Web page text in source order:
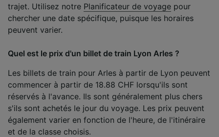
trajet. Utilisez notre Planificateur de voyage pour
chercher une date spécifique, puisque les horaires
peuvent varier.
Quel est le prix d'un billet de train Lyon Arles ?
Les billets de train pour Arles à partir de Lyon peuvent
commencer à partir de 18.88 CHF lorsqu'ils sont
réservés à l'avance. Ils sont généralement plus chers
s'ils sont achetés le jour du voyage. Les prix peuvent
également varier en fonction de l'heure, de l'itinéraire
et de la classe choisis.